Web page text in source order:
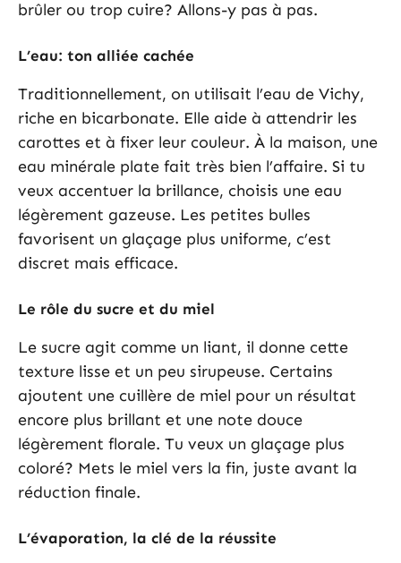
brûler ou trop cuire? Allons-y pas à pas.
L’eau: ton alliée cachée
Traditionnellement, on utilisait l’eau de Vichy,
riche en bicarbonate. Elle aide à attendrir les
carottes et à fixer leur couleur. À la maison, une
eau minérale plate fait très bien l’affaire. Si tu
veux accentuer la brillance, choisis une eau
légèrement gazeuse. Les petites bulles
favorisent un glaçage plus uniforme, c’est
discret mais efficace.
Le rôle du sucre et du miel
Le sucre agit comme un liant, il donne cette
texture lisse et un peu sirupeuse. Certains
ajoutent une cuillère de miel pour un résultat
encore plus brillant et une note douce
légèrement florale. Tu veux un glaçage plus
coloré? Mets le miel vers la fin, juste avant la
réduction finale.
L’évaporation, la clé de la réussite